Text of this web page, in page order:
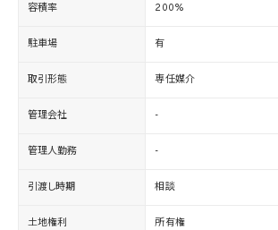
容積率 200%
駐車場 有
取引形態 専任媒介
管理会社 -
管理人勤務 -
引渡し時期 相談
土地権利 所有権